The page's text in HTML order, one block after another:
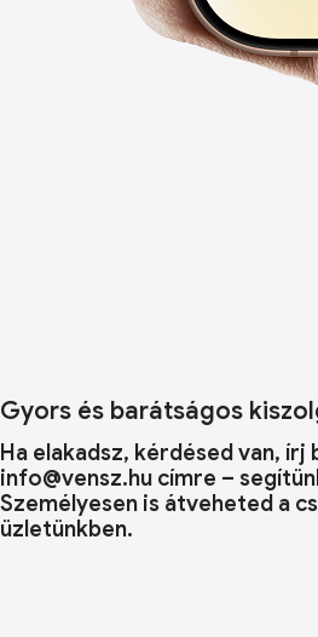
Gyors és barátságos
Ha elakadsz, kérdésed van, írj
info@vensz.hu címre –
Személyesen is átveheted a
üzletünkben.